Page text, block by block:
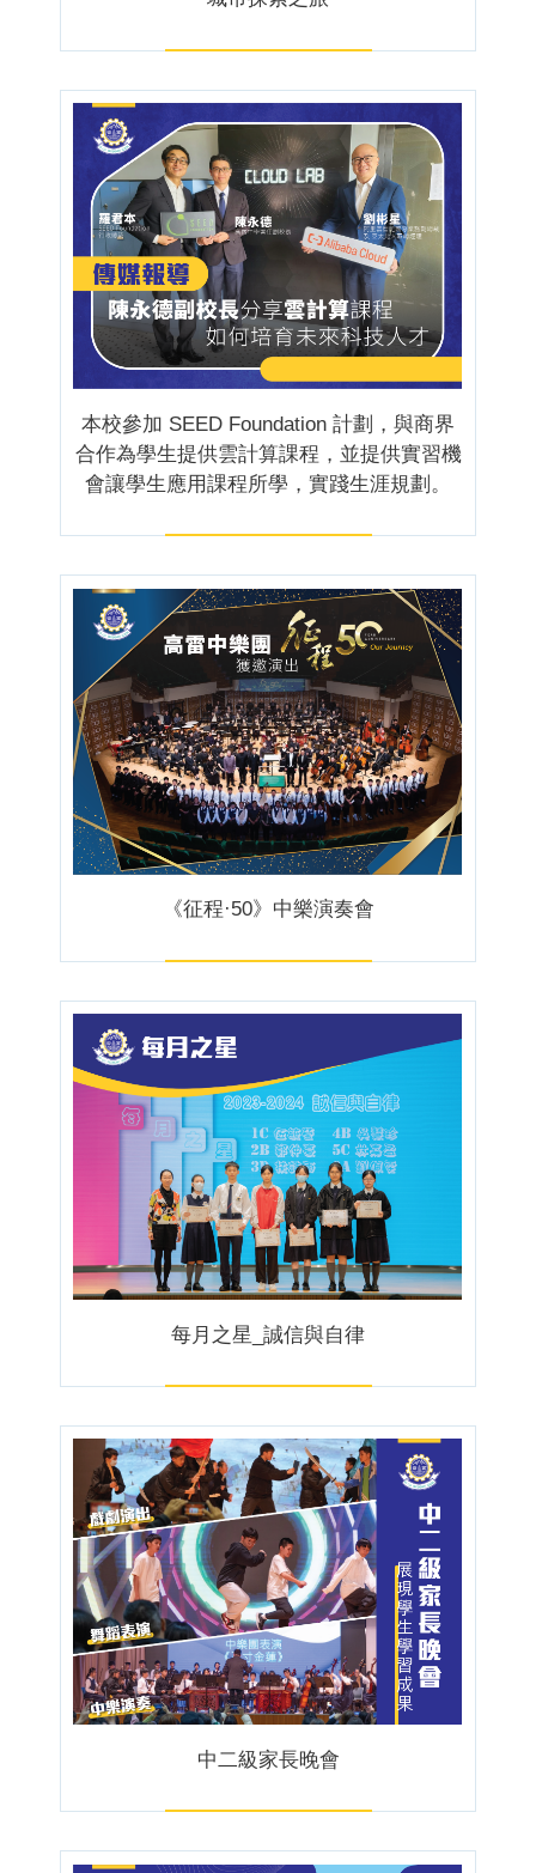
本校參加 SEED Foundation 計劃，與商界
合作為學生提供雲計算課程，並提供實習機
會讓學生應用課程所學，實踐生涯規劃。
《征程·50》中樂演奏會
每月之星_誠信與自律
中二級家長晚會